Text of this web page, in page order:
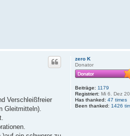
zero K
Donator
Beiträge: 1179
Registriert: Mi 6. Dez
Has thanked: 47 times
Been thanked: 1426
Verschleißfreier
Gleitmitteln).